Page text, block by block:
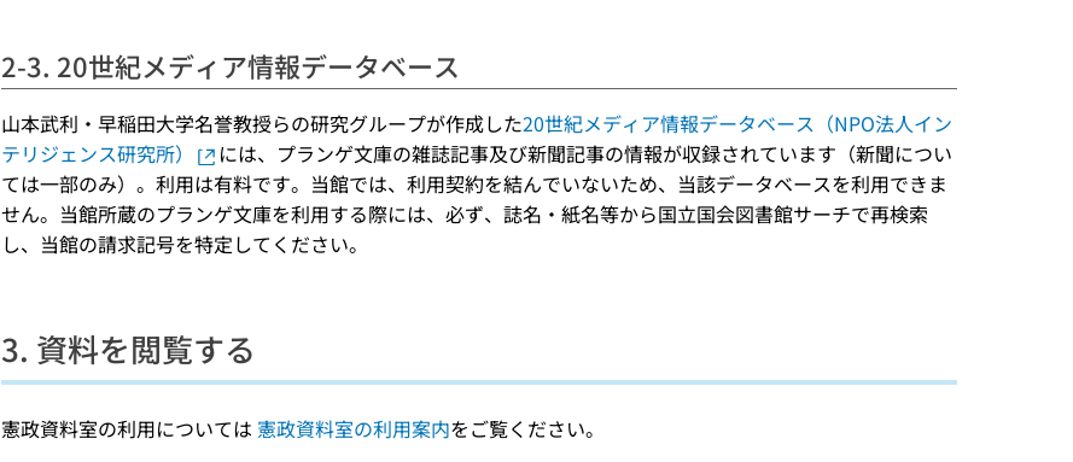
2-3. 20世紀メディア情報データベース
山本武利・早稲田大学名誉教授らの研究グループが作成した20世紀メディア情報データベース（NPO法人イン
テリジェンス研究所）
には、プランゲ文庫の雑誌記事及び新聞記事の情報が収録されています（新聞につい
ては一部のみ）。利用は有料です。当館では、利用契約を結んでいないため、当該データベースを利用できま
せん。当館所蔵のプランゲ文庫を利用する際には、必ず、誌名・紙名等から国立国会図書館サーチで再検索
し、当館の請求記号を特定してください。
3. 資料を閲覧する
憲政資料室の利用については 憲政資料室の利用案内をご覧ください。